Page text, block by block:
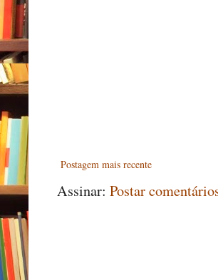
Postagem mais recente
Assinar: Postar